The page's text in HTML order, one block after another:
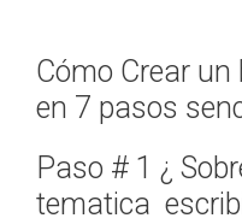
Cómo Crear un
en 7 pasos
Paso # 1 ¿
tematica